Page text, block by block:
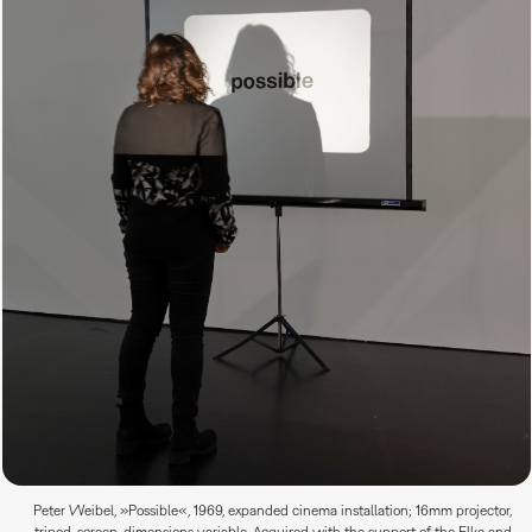
Peter Weibel, »Possible«, 1969, expanded cinema installation; 16mm projector,